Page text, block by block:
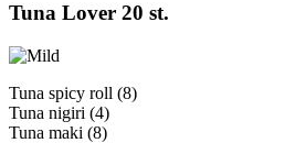
Tuna Lover 20 st.
Tuna spicy roll (8)
Tuna nigiri (4)
Tuna maki (8)